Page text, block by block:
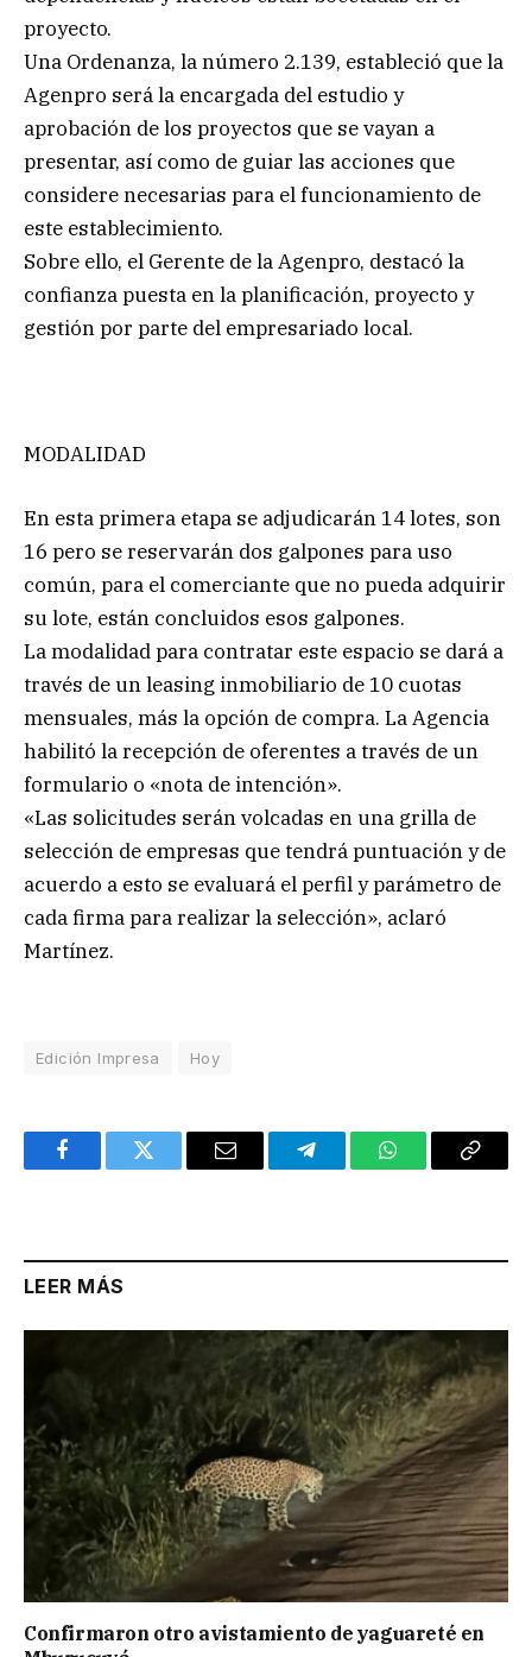
proyecto.
Una Ordenanza, la número 2.139, estableció que la
Agenpro será la encargada del estudio y
aprobación de los proyectos que se vayan a
presentar, así como de guiar las acciones que
considere necesarias para el funcionamiento de
este establecimiento.
Sobre ello, el Gerente de la Agenpro, destacó la
confianza puesta en la planificación, proyecto y
gestión por parte del empresariado local.
MODALIDAD
En esta primera etapa se adjudicarán 14 lotes, son
16 pero se reservarán dos galpones para uso
común, para el comerciante que no pueda adquirir
su lote, están concluidos esos galpones.
La modalidad para contratar este espacio se dará a
través de un leasing inmobiliario de 10 cuotas
mensuales, más la opción de compra. La Agencia
habilitó la recepción de oferentes a través de un
formulario o «nota de intención».
«Las solicitudes serán volcadas en una grilla de
selección de empresas que tendrá puntuación y de
acuerdo a esto se evaluará el perfil y parámetro de
cada firma para realizar la selección», aclaró
Martínez.
Edición Impresa Hoy
FacebookTwitter Email TelegramWhatsAppCopy
LEER MÁS
Confirmaron otro avistamiento de yaguareté en